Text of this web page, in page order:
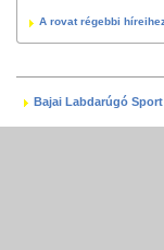
A rovat régebbi
Bajai Labdarúgó Sport